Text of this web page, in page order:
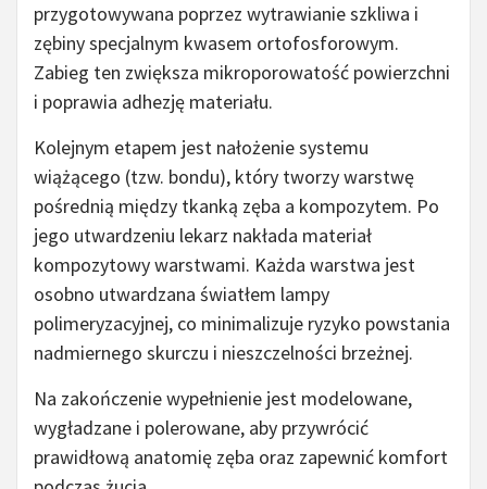
przygotowywana poprzez wytrawianie szkliwa i
zębiny specjalnym kwasem ortofosforowym.
Zabieg ten zwiększa mikroporowatość powierzchni
i poprawia adhezję materiału.
Kolejnym etapem jest nałożenie systemu
wiążącego (tzw. bondu), który tworzy warstwę
pośrednią między tkanką zęba a kompozytem. Po
jego utwardzeniu lekarz nakłada materiał
kompozytowy warstwami. Każda warstwa jest
osobno utwardzana światłem lampy
polimeryzacyjnej, co minimalizuje ryzyko powstania
nadmiernego skurczu i nieszczelności brzeżnej.
Na zakończenie wypełnienie jest modelowane,
wygładzane i polerowane, aby przywrócić
prawidłową anatomię zęba oraz zapewnić komfort